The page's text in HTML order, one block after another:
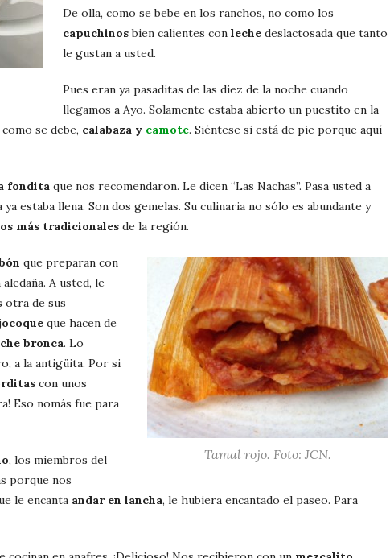
De olla, como se bebe en los ranchos, no como los
capuchinosbien calientes con leche deslactosada que tanto
le gustan a usted.
Pues eran ya pasaditas de las diez de la noche cuando
llegamos a Ayo. Solamente estaba abierto un puestito en la
se debe, calabaza y camote. Siéntese si está de pie porque aquí
fondita que nos recomendaron. Le dicen “Las Nachas”. Pasa usted a
estaba llena. Son dos gemelas. Su culinaria no sólo es abundante y
más tradicionales de la región.
Tamal rojo. Foto: JCN.
que preparan con
A usted, le
otra de sus
que hacen de
bronca. Lo
a la antigüita. Por si
con unos
Eso nomás fue para
, los miembros del
porque nos
le encanta andar en lancha, le hubiera encantado el paseo. Para